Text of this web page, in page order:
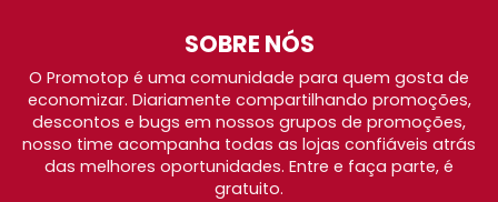
SOBRE NÓS
O Promotop é uma comunidade para quem gosta de
economizar. Diariamente compartilhando promoções,
descontos e bugs em nossos grupos de promoções,
nosso time acompanha todas as lojas confiáveis atrás
das melhores oportunidades. Entre e faça parte, é
gratuito.